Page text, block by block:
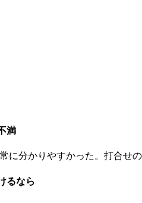
満
に分かりやすかった。打合せ
るなら